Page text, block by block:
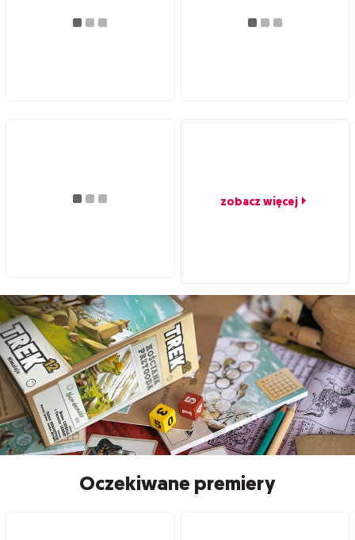
zobacz więcej
Oczekiwane premiery